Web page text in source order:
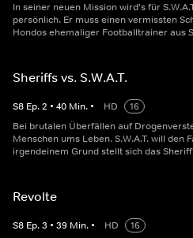
In seiner neuen Mission wird's für
persönlich. Er muss einen vermissten
Hondos ehemaliger Footballtrainer aus
Sheriffs vs. S.W.A.T.
S8 Ep.2 • 40 Min. • HD
16
Bei brutalen Überfällen auf
Menschen ums Leben. S.W.A.T. will den
irgendeinem Grund stellt sich das
Revolte
S8 Ep.3 • 39 Min. • HD
16